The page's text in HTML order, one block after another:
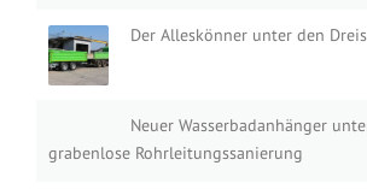
Der Alleskönner unter den
Neuer Wasserbadanhänger
grabenlose Rohrleitungssanierung